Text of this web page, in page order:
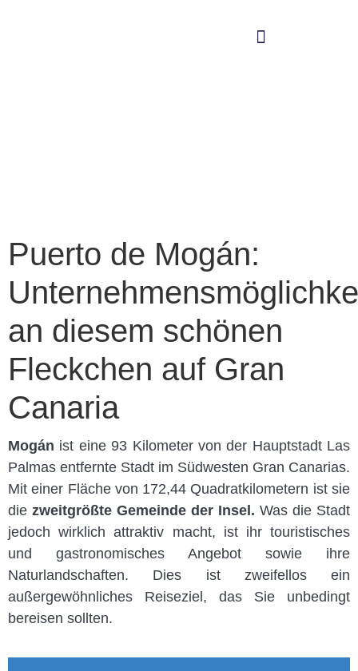
Puerto de Mogán:
an diesem schönen
Fleckchen auf Gran
Canaria
Mogán ist eine 93 Kilometer von der Hauptstadt Las
Palmas entfernte Stadt im Südwesten Gran Canarias.
Mit einer Fläche von 172,44 Quadratkilometern ist sie
die zweitgrößte Gemeinde der Insel. Was die Stadt
jedoch wirklich attraktiv macht, ist ihr touristisches
und gastronomisches Angebot sowie ihre
Naturlandschaften. Dies ist zweifellos ein
außergewöhnliches Reiseziel, das Sie unbedingt
bereisen sollten.